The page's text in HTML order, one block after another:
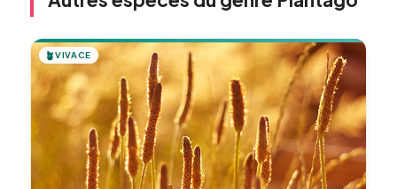
🪴VIVACE